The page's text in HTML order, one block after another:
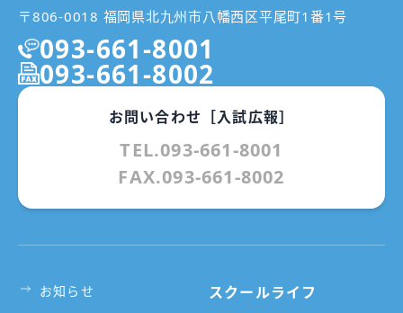
〒806-0018 福岡県北九州市八幡西区平尾町1番1号
093-661-8001
093-661-8002
お問い合わせ［入試広報］
TEL.093-661-8001
FAX.093-661-8002
お知らせ スクールライフ